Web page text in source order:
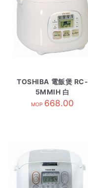
TOSHIBA 電飯煲 RC-
5MMIH 白
MOP 668.00